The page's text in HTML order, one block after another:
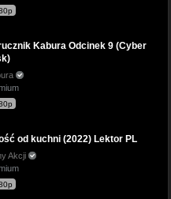
Kabura Odcinek 9 (Cyber
od kuchni (2022) Lektor PL
Akcji